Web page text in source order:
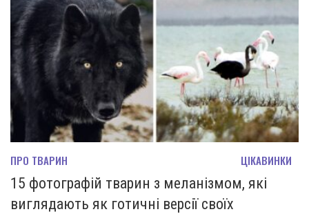
ПРО ТВАРИН ЦІКАВИНКИ
15 фотографій тварин з меланізмом, які
виглядають як готичні версії своїх